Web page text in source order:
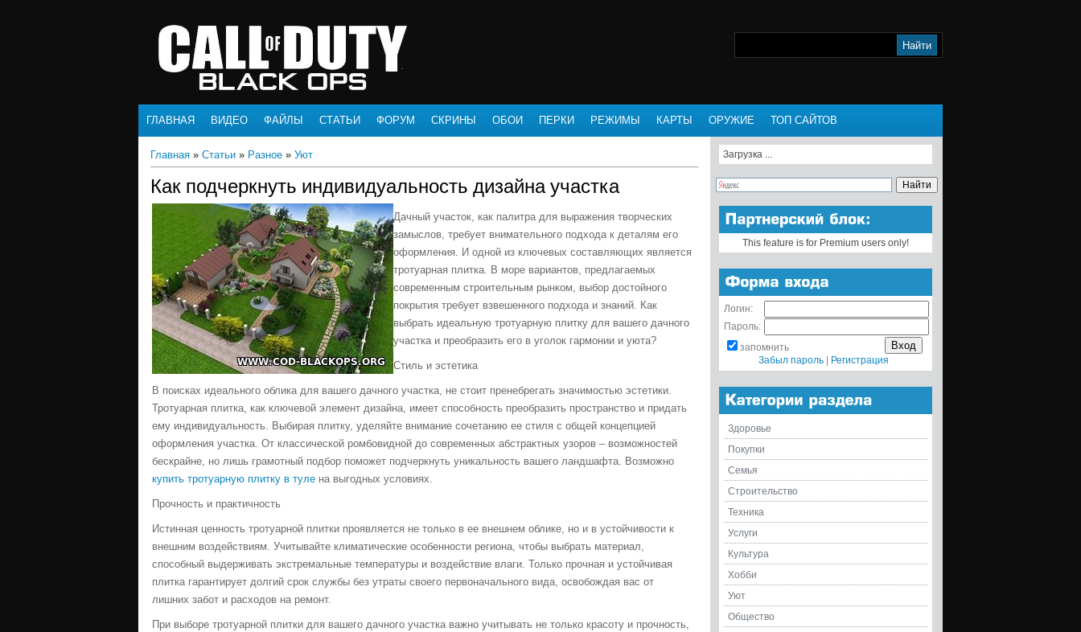
ГЛАВНАЯ ВИДЕО ФАЙЛЫ СТАТЬИ ФОРУМ СКРИНЫ ОБОИ ПЕРКИ РЕЖИМЫ КАРТЫ ОРУЖИЕ ТОП САЙТОВ
Главная » Статьи » Разное » Уют
Как подчеркнуть индивидуальность дизайна участка
Дачный участок, как палитра для выражения творческих
замыслов, требует внимательного подхода к деталям его
оформления. И одной из ключевых составляющих является
тротуарная плитка. В море вариантов, предлагаемых
современным строительным рынком, выбор достойного
покрытия требует взвешенного подхода и знаний. Как
выбрать идеальную тротуарную плитку для вашего дачного
участка и преобразить его в уголок гармонии и уюта?
Стиль и эстетика
В поисках идеального облика для вашего дачного участка, не стоит пренебрегать значимостью эстетики.
Тротуарная плитка, как ключевой элемент дизайна, имеет способность преобразить пространство и придать
ему индивидуальность. Выбирая плитку, уделяйте внимание сочетанию ее стиля с общей концепцией
оформления участка. От классической ромбовидной до современных абстрактных узоров – возможностей
бескрайне, но лишь грамотный подбор поможет подчеркнуть уникальность вашего ландшафта. Возможно
купить тротуарную плитку в туле на выгодных условиях.
Прочность и практичность
Истинная ценность тротуарной плитки проявляется не только в ее внешнем облике, но и в устойчивости к
внешним воздействиям. Учитывайте климатические особенности региона, чтобы выбрать материал,
способный выдерживать экстремальные температуры и воздействие влаги. Только прочная и устойчивая
плитка гарантирует долгий срок службы без утраты своего первоначального вида, освобождая вас от
лишних забот и расходов на ремонт.
При выборе тротуарной плитки для вашего дачного участка важно учитывать не только красоту и прочность,
Загрузка ...
This feature is for Premium users only!
Логин:
Пароль:
запомнить
Забыл пароль| Регистрация
Здоровье
Покупки
Семья
Строительство
Техника
Услуги
Культура
Хобби
Уют
Общество